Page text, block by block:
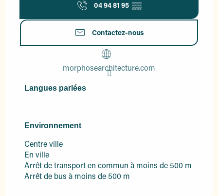
04 94 81 95 ▒▒
Contactez-nous
morphosearchitecture.com
Langues parlées
Langues parlées
Environnement
Environnement
Centre ville
En ville
Arrêt de transport en commun à moins de 500 m
Arrêt de bus à moins de 500 m